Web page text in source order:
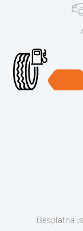
Besplatna